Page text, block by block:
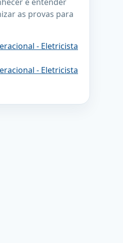
as provas para
- Eletricista
- Eletricista